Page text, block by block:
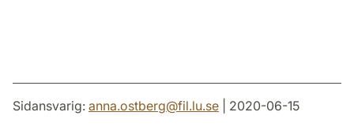
Sidansvarig: anna.ostberg@fil.lu.se | 2020-06-15